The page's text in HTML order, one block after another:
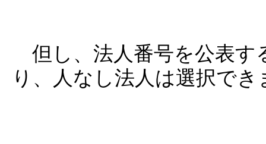
但し、法人番号を公表す
り、人なし法人は選択でき